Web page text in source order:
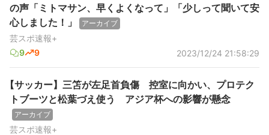
の声「ミトマサン、早くよくなって」「少しって聞いて安
心しました！」
アーカイブ
芸スポ速報+
9
9 2023/12/24 21:58:29
【サッカー】三笘が左足首負傷 控室に向かい、プロテク
トブーツと松葉づえ使う アジア杯への影響が懸念
アーカイブ
芸スポ速報+